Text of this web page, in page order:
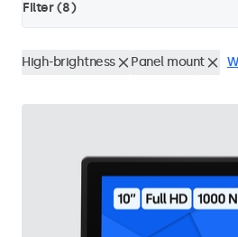
Filter (8)
High-brightness Panel mount